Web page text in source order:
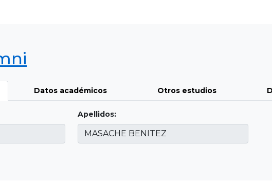
Datos académicos Otros estudios
Apellidos: